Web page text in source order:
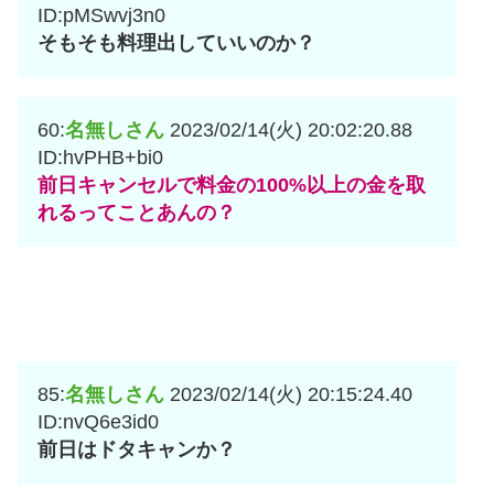
ID:pMSwvj3n0
そもそも料理出していいのか？
60:名無しさん 2023/02/14(火) 20:02:20.88
ID:hvPHB+bi0
前日キャンセルで料金の100%以上の金を取
れるってことあんの？
85:名無しさん 2023/02/14(火) 20:15:24.40
ID:nvQ6e3id0
前日はドタキャンか？